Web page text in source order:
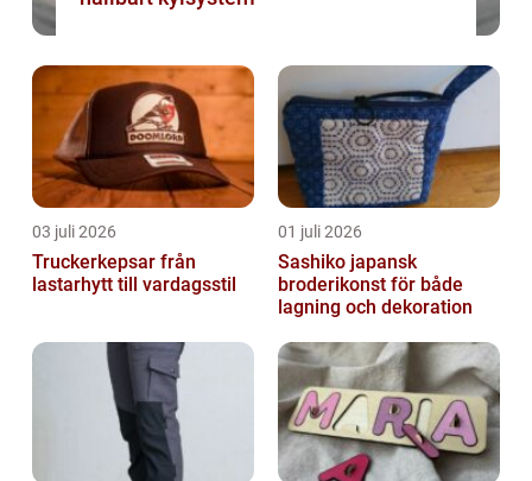
03 juli 2026
Truckerkepsar från
lastarhytt till vardagsstil
01 juli 2026
Sashiko japansk
broderikonst för både
lagning och dekoration